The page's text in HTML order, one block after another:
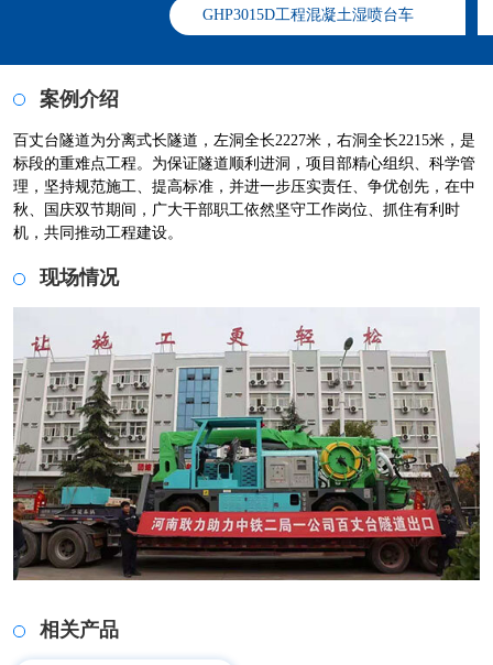
​GHP3015D工程混凝土湿喷台车
案例介绍
百丈台隧道为分离式长隧道，左洞全长2227米，右洞全长2215米，是
标段的重难点工程。为保证隧道顺利进洞，项目部精心组织、科学管
理，坚持规范施工、提高标准，并进一步压实责任、争优创先，在中
秋、国庆双节期间，广大干部职工依然坚守工作岗位、抓住有利时
机，共同推动工程建设。
现场情况
相关产品